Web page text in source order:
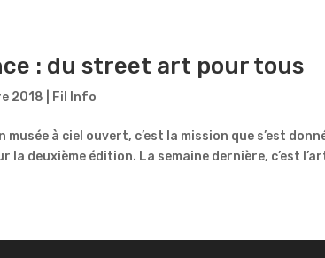
: du street art pour tous
2018 Fil Info
musée à ciel ouvert, c’est la mission que s’est
la deuxième édition. La semaine dernière, c’est